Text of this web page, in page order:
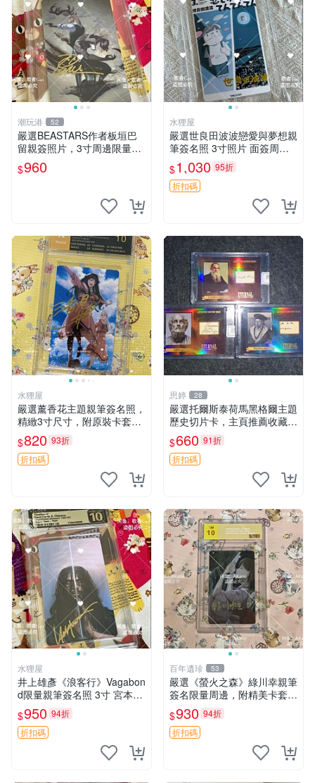
潮玩港 52
嚴選BEASTARS作者板垣巴
留親簽照片，3寸周邊限量收
藏 BEASTARS 作者 經典 細
節收藏
$960
水狸屋
嚴選世良田波波戀愛與夢想親
筆簽名照 3寸照片 面簽周邊
照片卡磚
$1,030 95折
折扣碼
水狸屋
嚴選薰香花主題親筆簽名照，
精緻3寸尺寸，附原裝卡套。
收藏級品相，值得珍藏。 薰
香花 花卉 照片
$820 93折
折扣碼
思婷 28
嚴選托爾斯泰荷馬黑格爾主題
歷史切片卡，主頁推薦收藏更
多親拆好卡 歷史切片卡 托爾
斯泰 荷馬 黑格爾
$660 91折
折扣碼
水狸屋
井上雄彥《浪客行》Vagabon
d限量親筆簽名照 3寸 宮本武
藏周邊 含原裝卡磚 經典收藏
品
$950 94折
折扣碼
百年遺珍 53
嚴選《螢火之森》綠川幸親筆
簽名限量周邊，附精美卡套收
藏 螢火之森 親筆簽名 周邊收
藏
$930 94折
折扣碼